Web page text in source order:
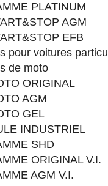
PLATINUM
AGM
EFB
pour voitures
de moto
ORIGINAL
AGM
GEL
INDUSTRIEL
SHD
ORIGINAL V.I.
AGM V.I.